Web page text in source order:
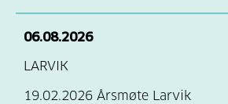
06.08.2026
LARVIK
19.02.2026 Årsmøte Larvik